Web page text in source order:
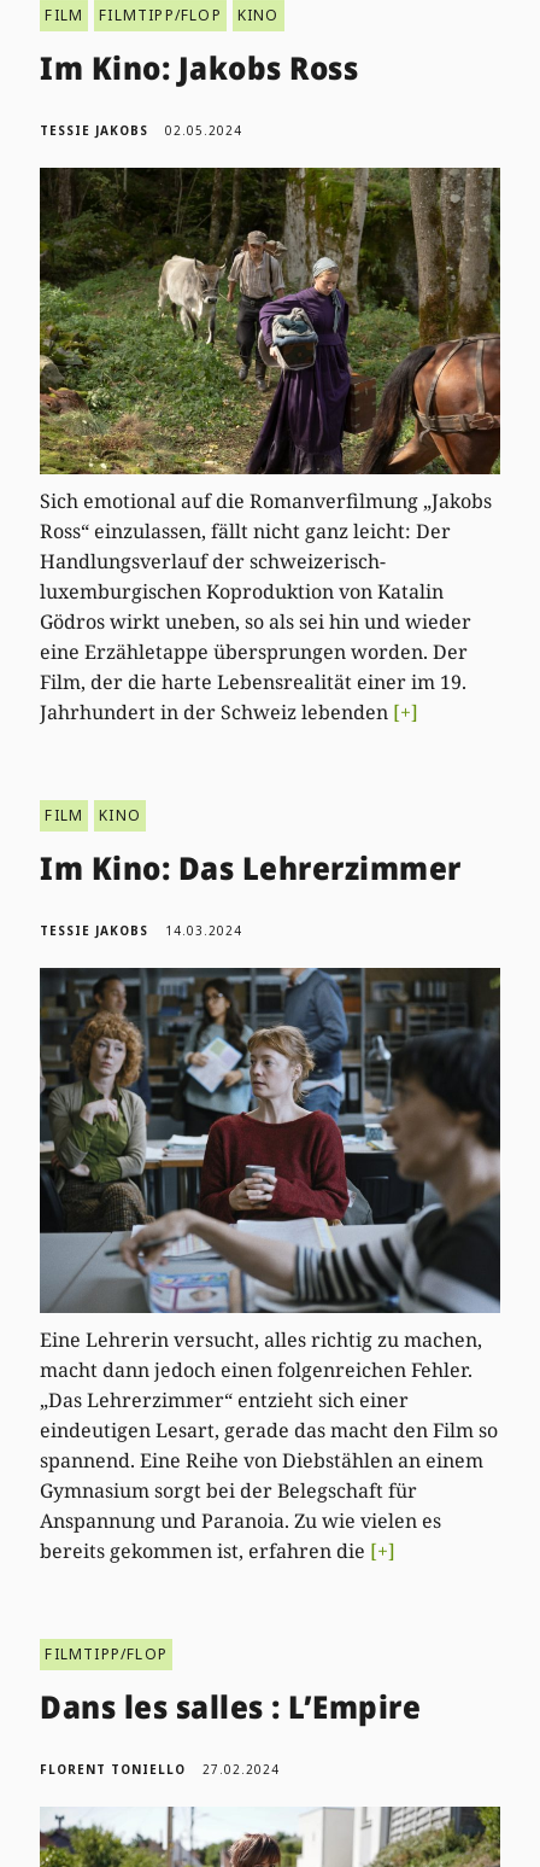
FILM FILMTIPP/FLOP KINO
Im Kino: Jakobs Ross
TESSIE JAKOBS 02.05.2024
Sich emotional auf die Romanverfilmung „Jakobs
Ross“ einzulassen, fällt nicht ganz leicht: Der
Handlungsverlauf der schweizerisch-
luxemburgischen Koproduktion von Katalin
Gödros wirkt uneben, so als sei hin und wieder
eine Erzähletappe übersprungen worden. Der
Film, der die harte Lebensrealität einer im 19.
Jahrhundert in der Schweiz lebenden [+]
FILM KINO
Im Kino: Das Lehrerzimmer
TESSIE JAKOBS 14.03.2024
Eine Lehrerin versucht, alles richtig zu machen,
macht dann jedoch einen folgenreichen Fehler.
„Das Lehrerzimmer“ entzieht sich einer
eindeutigen Lesart, gerade das macht den Film so
spannend. Eine Reihe von Diebstählen an einem
Gymnasium sorgt bei der Belegschaft für
Anspannung und Paranoia. Zu wie vielen es
bereits gekommen ist, erfahren die [+]
FILMTIPP/FLOP
Dans les salles : L’Empire
FLORENT TONIELLO 27.02.2024